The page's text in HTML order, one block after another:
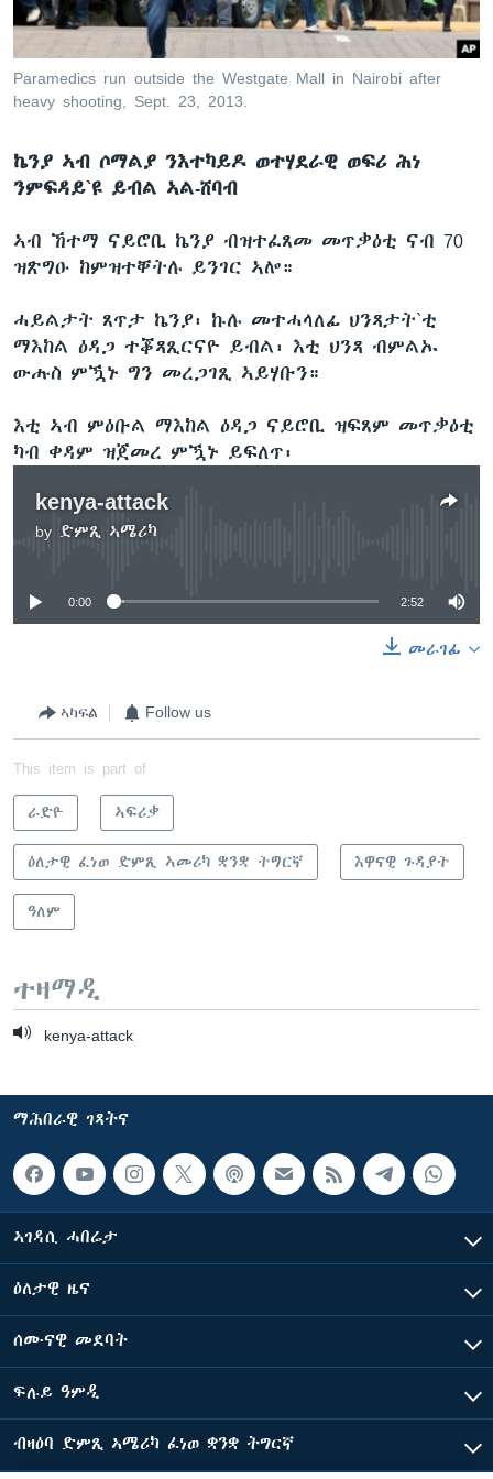
ቂሔ ጽልሚ
Paramedics run outside the Westgate Mall in Nairobi after
heavy shooting, Sept. 23, 2013.
ኬንያ ኣብ ሶማልያ ንእተካይዶ ወተሃደራዊ ወፍሪ ሕነ
ንምፍዳይ`ዩ ይብል ኣል-ሸባብ
ኣብ ኸተማ ናይሮቢ ኬንያ ብዝተፈጸመ መጥቃዕቲ ናብ 70
ዝጽግዑ ከምዝተቐትሉ ይንገር ኣሎ።
ሓይልታት ጸጥታ ኬንያ፡ ኩሉ መተሓላለፊ ህንጻታት`ቲ
ማእከል ዕዳጋ ተቖጻጺርናዮ ይብል፡ እቲ ህንጻ ብምልኡ
ውሑስ ምዃኑ ግን መረጋገጺ ኣይሃቡን።
እቲ ኣብ ምዕቡል ማእከል ዕዳጋ ናይሮቢ ዝፍጸም መጥቃዕቲ
ካብ ቀዳም ዝጀመረ ምዃኑ ይፍለጥ፡
kenya-attack
by ድምጺ ኣሜሪካ
No media source currently available
0:00 2:52
መራገፊ
ኣካፍል Follow us
This item is part of
ራድዮ ኣፍሪቃ
ዕለታዊ ፈነወ ድምጺ ኣመሪካ ቋንቋ ትግርኛ እዋናዊ ጉዳያት
ዓለም
ተዛማዲ
kenya-attack
ማሕበራዊ ገጻትና
ኣገዳሲ ሓበሬታ
ዕለታዊ ዜና
ሰሙናዊ መደባት
ፍሉይ ዓምዲ
ብዛዕባ ድምጺ ኣሜሪካ ፈነወ ቋንቋ ትግርኛ